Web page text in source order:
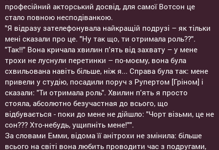
професійний акторський досвід, для самої Вотсон це
стало повною несподіванкою.
"Я відразу зателефонувала найкращій подрузі – як тільки
мені сказали про це. "Ну так що, ти отримала роль??".
"Так!!" Вона кричала хвилин п'ять від захвату – у мене
трохи не луснули перетинки – по-моєму, вона була
схвильована навіть більше, ніж я... Справа була так: мене
привели у студію, посадили поруч з Рупертом [Гріном] і
сказали: "Ти отримала роль". Хвилин п'ять я просто
стояла, абсолютно безучастная до всього, що
відбувається - поки до мене не дійшло: "Чорт візьми, це не
сон??? Хто-небудь, ущипніть мене!"".
За словами Емми, відома її анітрохи не змінила: більше
всього на світі вона любить проводити час з подругами,